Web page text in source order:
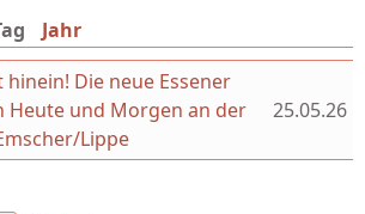
(aktiver Reiter)
Jahr
Die neue Essener
Heute und Morgen an der
Lippe
25.05.26